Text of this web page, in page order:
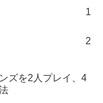
1
2
ズを2人プレイ、4